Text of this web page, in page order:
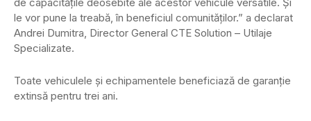
le vor pune la treabă, în beneficiul comunităților.” a declarat
Andrei Dumitra, Director General CTE Solution – Utilaje
Specializate.
Toate vehiculele și echipamentele beneficiază de garanție
extinsă pentru trei ani.